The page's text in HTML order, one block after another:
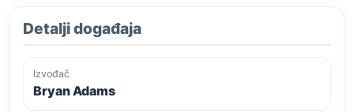
Detalji događaja
Izvođač
Bryan Adams